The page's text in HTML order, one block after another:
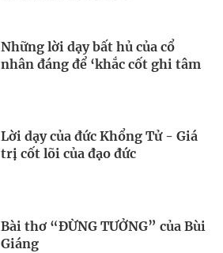
Những lời dạy bất hủ của cổ
nhân đáng để ‘khắc cốt ghi tâm
Lời dạy của đức Khổng Tử - Giá
trị cốt lõi của đạo đức
Bài thơ “ĐỪNG TƯỞNG” của Bùi
Giáng